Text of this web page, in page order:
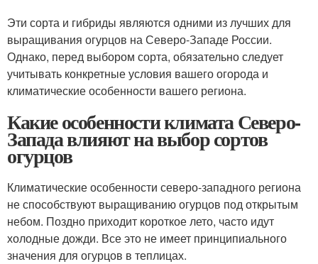
Эти сорта и гибриды являются одними из лучших для
выращивания огурцов на Северо-Западе России.
Однако, перед выбором сорта, обязательно следует
учитывать конкретные условия вашего огорода и
климатические особенности вашего региона.
Какие особенности климата Северо-
Запада влияют на выбор сортов
огурцов
Климатические особенности северо-западного региона
не способствуют выращиванию огурцов под открытым
небом. Поздно приходит короткое лето, часто идут
холодные дожди. Все это не имеет принципиального
значения для огурцов в теплицах.